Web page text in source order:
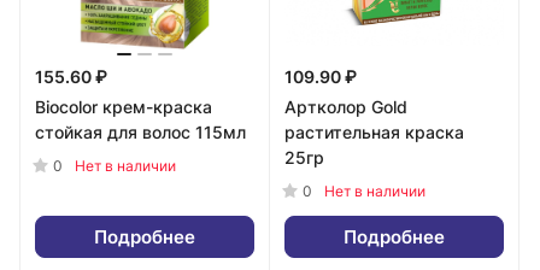
155.60 ₽
Biocolor крем-краска
стойкая для волос 115мл
0 Нет в наличии
Подробнее
109.90 ₽
Артколор Gold
растительная краска
25гр
0 Нет в наличии
Подробнее